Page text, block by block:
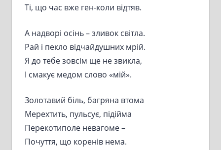
Ті, що час вже ген-коли відтяв.
А надворі осінь – зливок світла.
Рай і пекло відчайдушних мрій.
Я до тебе зовсім ще не звикла,
І смакує медом слово «мій».
Золотавий біль, багряна втома
Мерехтить, пульсує, підійма
Перекотиполе невагоме –
Почуття, що коренів нема.